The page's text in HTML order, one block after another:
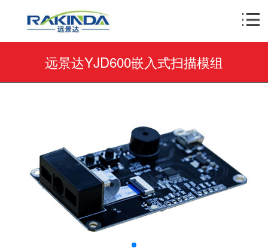
远景达YJD600嵌入式扫描模组